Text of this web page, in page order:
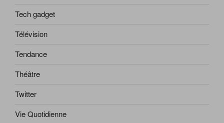
Tech gadget
Télévision
Tendance
Théâtre
Twitter
Vie Quotidienne